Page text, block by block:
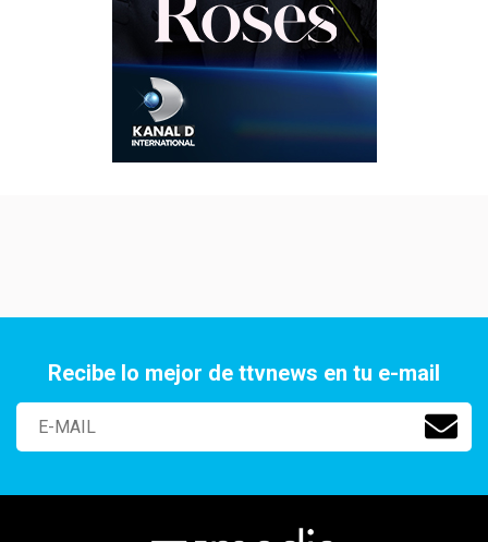
Recibe lo mejor de ttvnews en tu e-mail